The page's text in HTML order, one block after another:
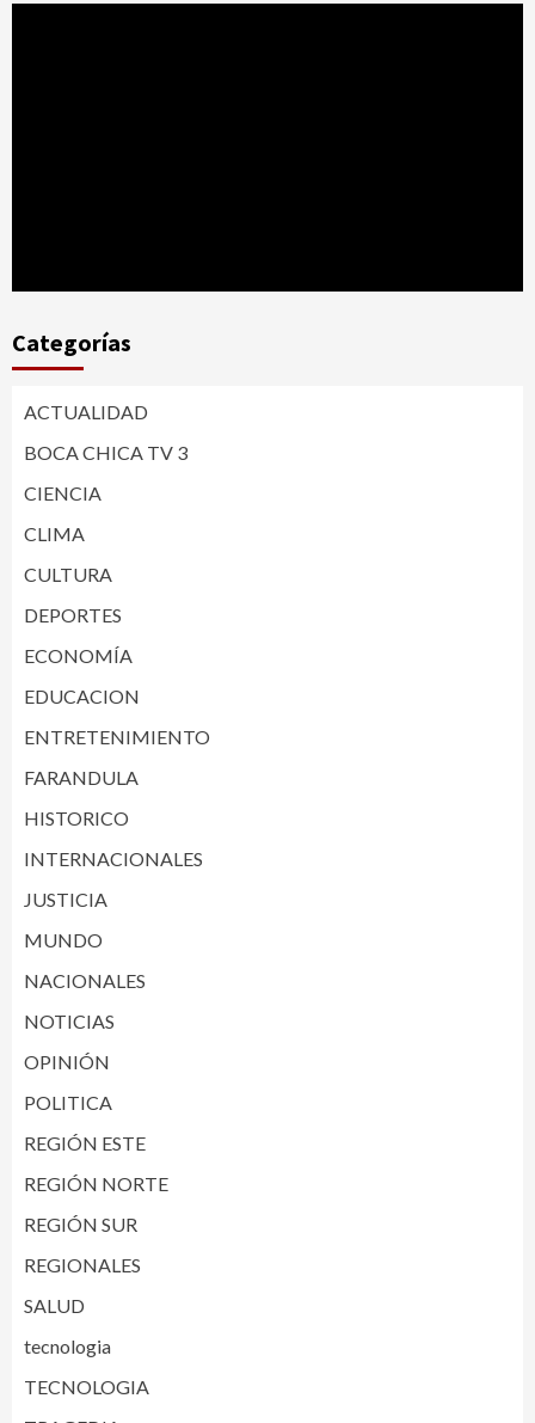
Categorías
ACTUALIDAD
BOCA CHICA TV 3
CIENCIA
CLIMA
CULTURA
DEPORTES
ECONOMÍA
EDUCACION
ENTRETENIMIENTO
FARANDULA
HISTORICO
INTERNACIONALES
JUSTICIA
MUNDO
NACIONALES
NOTICIAS
OPINIÓN
POLITICA
REGIÓN ESTE
REGIÓN NORTE
REGIÓN SUR
REGIONALES
SALUD
tecnologia
TECNOLOGIA